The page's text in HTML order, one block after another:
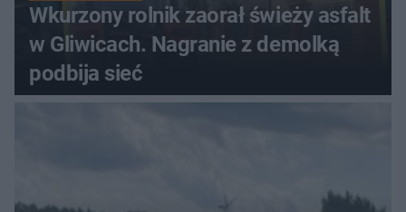
Wkurzony rolnik zaorał świeży asfalt
w Gliwicach. Nagranie z demolką
podbija sieć